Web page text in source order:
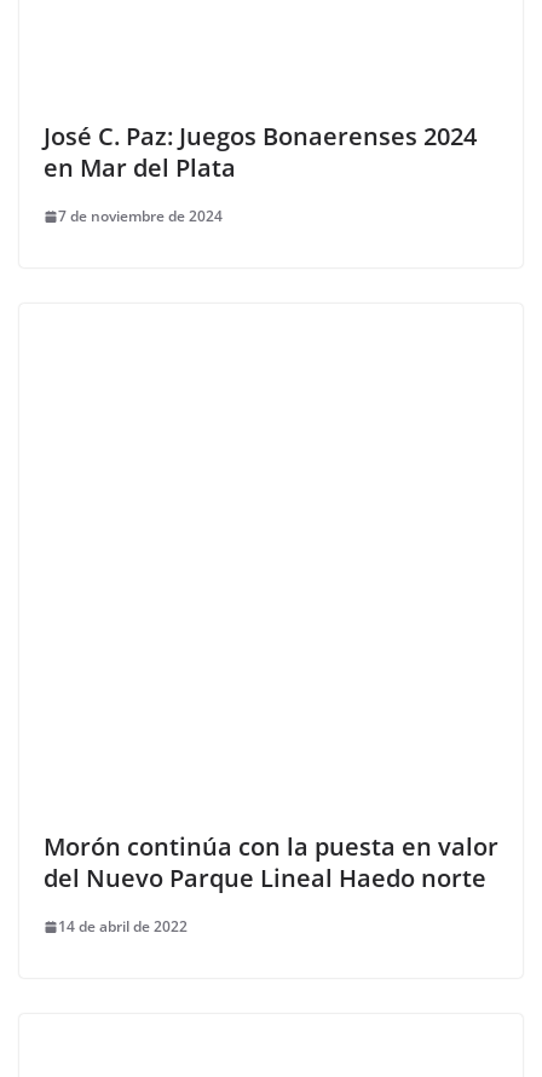
José C. Paz: Juegos Bonaerenses 2024
en Mar del Plata
7 de noviembre de 2024
Morón continúa con la puesta en valor
del Nuevo Parque Lineal Haedo norte
14 de abril de 2022